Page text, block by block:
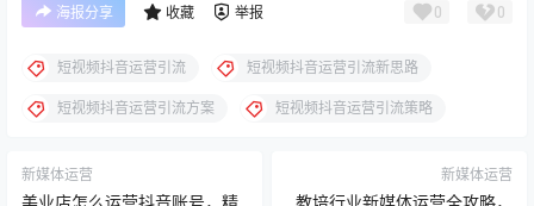
海报分享 收藏 举报 0 0
短视频抖音运营引流 短视频抖音运营引流新思路
短视频抖音运营引流方案 短视频抖音运营引流策略
新媒体运营
美业店怎么运营抖音账号，精
新媒体运营
教培行业新媒体运营全攻略，